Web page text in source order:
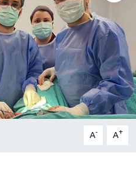
A- A+